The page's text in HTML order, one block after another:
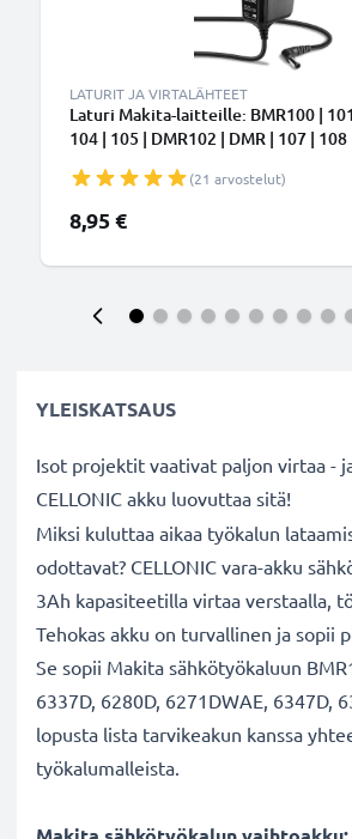
LATURIT JA VIRTALÄHTEET
Laturi Makita-laitteille: BMR100 |
104 | 105 | DMR102 | DMR | 107 | 108
(21 arvostelut)
8,95 €
YLEISKATSAUS
Isot projektit vaativat paljon virtaa -
CELLONIC akku luovuttaa sitä!
Miksi kuluttaa aikaa työkalun
odottavat? CELLONIC vara-akku
3Ah kapasiteetilla virtaa verstaalla,
Tehokas akku on turvallinen ja sopii
Se sopii Makita sähkötyökaluun
6337D, 6280D, 6271DWAE, 6347D,
lopusta lista tarvikeakun kanssa
työkalumalleista.